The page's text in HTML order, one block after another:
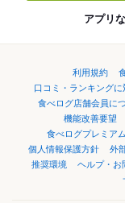
アプリ
利用規約
口コミ・ランキング
食べログ店舗会員に
機能改善要望
食べログプレミア
個人情報保護方針
外
推奨環境
ヘルプ・お